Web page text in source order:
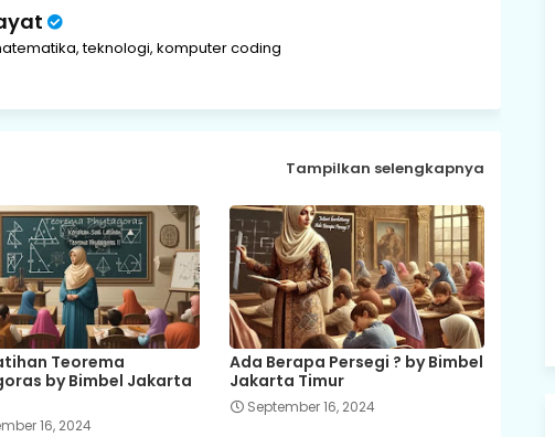
teknologi, komputer coding
Tampilkan selengkapnya
Teorema
by Bimbel Jakarta
16, 2024
Ada Berapa Persegi ? by Bimbel
Jakarta Timur
September 16, 2024